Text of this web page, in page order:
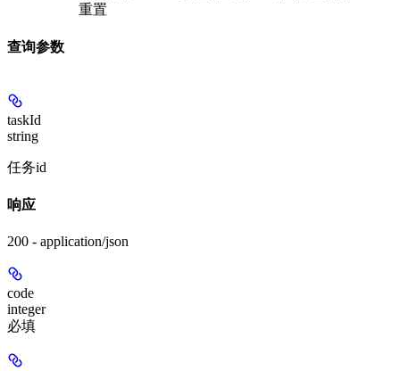
重置
查询参数
taskId
string
任务id
响应
200 - application/json
code
integer
必填